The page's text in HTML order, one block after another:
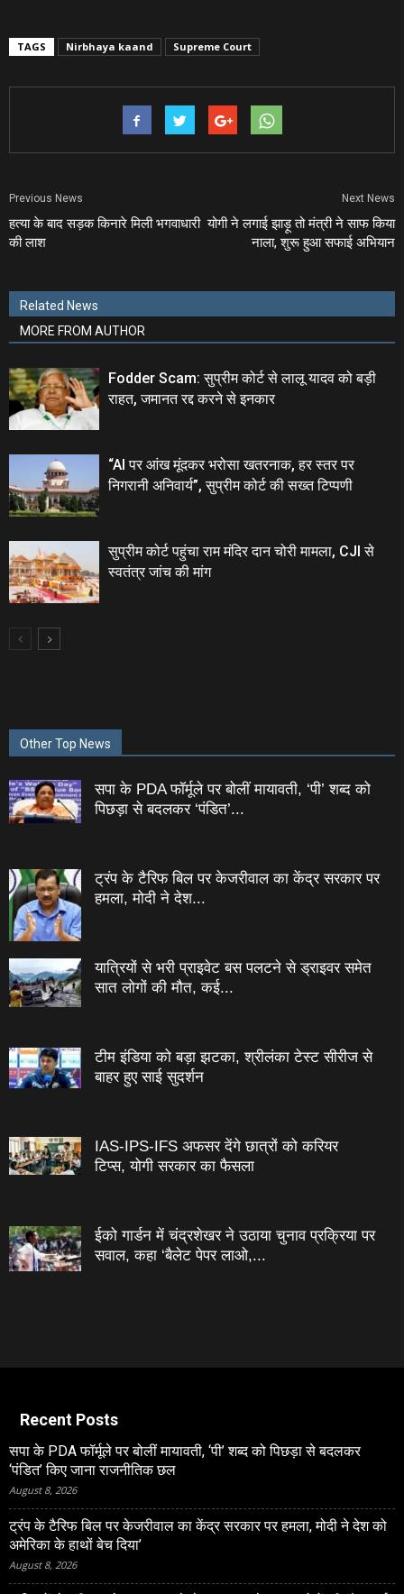
TAGS Nirbhaya kaand Supreme Court
Previous News
हत्‍या के बाद सड़क किनारे मिली भगवाधारी
की लाश
Next News
योगी ने लगाई झाड़ू तो मंत्री ने साफ किया
नाला, शुरू हुआ सफाई अभियान
Related News
MORE FROM AUTHOR
Fodder Scam: सुप्रीम कोर्ट से लालू यादव को बड़ी
राहत, जमानत रद्द करने से इनकार
“AI पर आंख मूंदकर भरोसा खतरनाक, हर स्तर पर
निगरानी अनिवार्य”, सुप्रीम कोर्ट की सख्त टिप्पणी
सुप्रीम कोर्ट पहुंचा राम मंदिर दान चोरी मामला, CJI से
स्वतंत्र जांच की मांग
Other Top News
सपा के PDA फॉर्मूले पर बोलीं मायावती, ‘पी’ शब्द को
पिछड़ा से बदलकर ‘पंडित’...
ट्रंप के टैरिफ बिल पर केजरीवाल का केंद्र सरकार पर
हमला, मोदी ने देश...
यात्रियों से भरी प्राइवेट बस पलटने से ड्राइवर समेत
सात लोगों की मौत, कई...
टीम इंडिया को बड़ा झटका, श्रीलंका टेस्ट सीरीज से
बाहर हुए साई सुदर्शन
IAS-IPS-IFS अफसर देंगे छात्रों को करियर
टिप्स, योगी सरकार का फैसला
ईको गार्डन में चंद्रशेखर ने उठाया चुनाव प्रक्रिया पर
सवाल, कहा ‘बैलेट पेपर लाओ,...
Recent Posts
सपा के PDA फॉर्मूले पर बोलीं मायावती, ‘पी’ शब्द को पिछड़ा से बदलकर
‘पंडित’ किए जाना राजनीतिक छल
August 8, 2026
ट्रंप के टैरिफ बिल पर केजरीवाल का केंद्र सरकार पर हमला, मोदी ने देश को
अमेरिका के हाथों बेच दिया’
August 8, 2026